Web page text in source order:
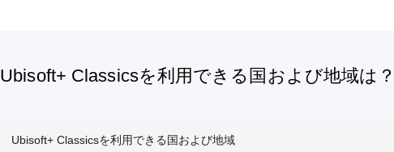
Ubisoft+ Classicsを利用できる国および地域は？
Ubisoft+ Classicsを利用できる国および地域